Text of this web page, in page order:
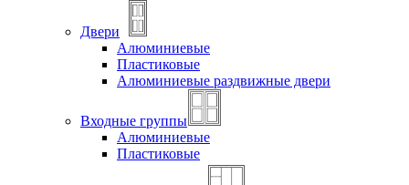
Двери
Алюминиевые
Пластиковые
Алюминиевые раздвижные двери
Входные группы
Алюминиевые
Пластиковые